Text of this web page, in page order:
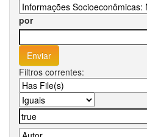
por
Filtros correntes: